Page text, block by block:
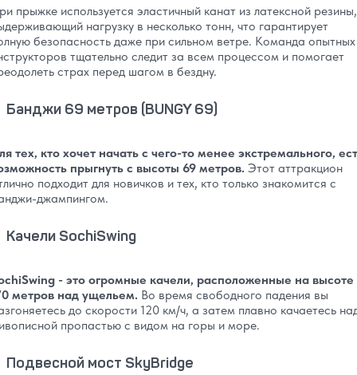
прыжке используется эластичный канат из латексной резины,
нагрузку в несколько тонн, что гарантирует
безопасность даже при сильном ветре. Команда опытных
тщательно следит за всем процессом и помогает
страх перед шагом в бездну.
Банджи 69 метров (BUNGY 69)
тех, кто хочет начать с чего-то менее экстремального,
прыгнуть с высоты 69 метров. Этот аттракцион
подходит для новичков и тех, кто только знакомится с
джампингом.
Качели SochiSwing
- это огромные качели, расположенные на высоте
метров над ущельем. Во время свободного падения вы
до скорости 120 км/ч, а затем плавно качаетесь
пропастью с видом на горы и море.
Подвесной мост SkyBridge